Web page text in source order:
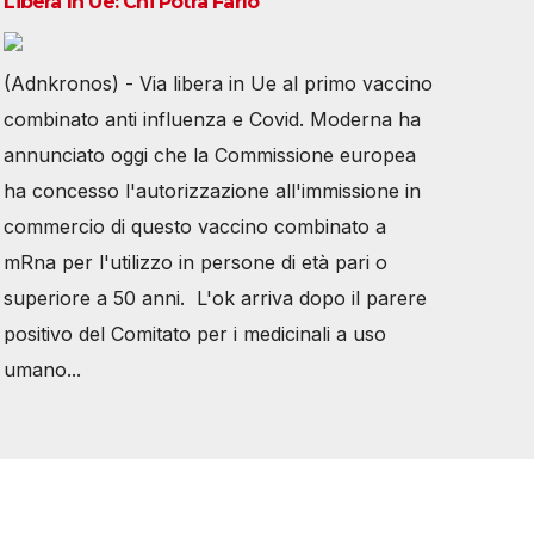
(Adnkronos) - Via libera in Ue al primo vaccino
combinato anti influenza e Covid. Moderna ha
annunciato oggi che la Commissione europea
ha concesso l'autorizzazione all'immissione in
commercio di questo vaccino combinato a
mRna per l'utilizzo in persone di età pari o
superiore a 50 anni. L'ok arriva dopo il parere
positivo del Comitato per i medicinali a uso
umano...